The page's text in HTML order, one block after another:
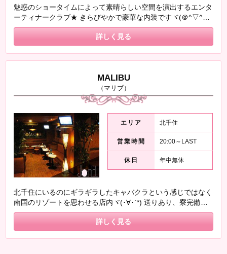
魅惑のショータイムによって素晴らしい空間を演出するエンタ
ーティナークラブ★ きらびやかで豪華な内装ですヾ(＠^▽^＠)
ﾉ 毎日2回のダンスショーあり❤❤ お客様層が六本木や銀座系
の 落ち着いた紳士的なサラリーマンの方ばかり（*^_^*） 普段
にはない出会いがあるかも・・・❤
詳しく見る
MALIBU
（マリブ）
エリア 北千住
営業時間 20:00～LAST
休日 年中無休
北千住にいるのにギラギラしたキャバクラという感じではなく
南国のリゾートを思わせる店内ヾ(･∀･`*) 送りあり、寮完備、
高額バックあり！！！！！ 北千住でかなりおススメなお店♪
詳しく見る